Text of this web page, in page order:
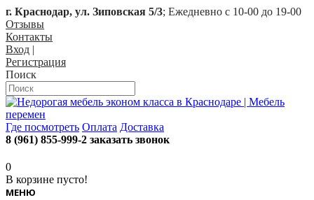
г. Краснодар, ул. Зиповская 5/3; Ежедневно с 10-00 до 19-00
Отзывы
Контакты
Вход |
Регистрация
Поиск
Где посмотреть Оплата Доставка
8 (961) 855-999-2 заказать звонок
0
В корзине пусто!
МЕНЮ